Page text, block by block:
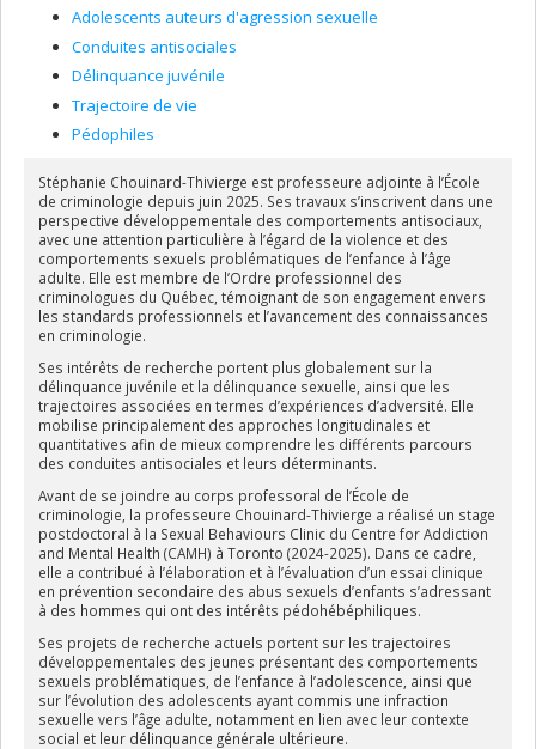
Adolescents auteurs d'agression sexuelle
Conduites antisociales
Délinquance juvénile
Trajectoire de vie
Pédophiles
Stéphanie Chouinard-Thivierge est professeure adjointe à l’École
de criminologie depuis juin 2025. Ses travaux s’inscrivent dans une
perspective développementale des comportements antisociaux,
avec une attention particulière à l’égard de la violence et des
comportements sexuels problématiques de l’enfance à l’âge
adulte. Elle est membre de l’Ordre professionnel des
criminologues du Québec, témoignant de son engagement envers
les standards professionnels et l’avancement des connaissances
en criminologie.
Ses intérêts de recherche portent plus globalement sur la
délinquance juvénile et la délinquance sexuelle, ainsi que les
trajectoires associées en termes d’expériences d’adversité. Elle
mobilise principalement des approches longitudinales et
quantitatives afin de mieux comprendre les différents parcours
des conduites antisociales et leurs déterminants.
Avant de se joindre au corps professoral de l’École de
criminologie, la professeure Chouinard-Thivierge a réalisé un stage
postdoctoral à la Sexual Behaviours Clinic du Centre for Addiction
and Mental Health (CAMH) à Toronto (2024-2025). Dans ce cadre,
elle a contribué à l’élaboration et à l’évaluation d’un essai clinique
en prévention secondaire des abus sexuels d’enfants s’adressant
à des hommes qui ont des intérêts pédohébéphiliques.
Ses projets de recherche actuels portent sur les trajectoires
développementales des jeunes présentant des comportements
sexuels problématiques, de l’enfance à l’adolescence, ainsi que
sur l’évolution des adolescents ayant commis une infraction
sexuelle vers l’âge adulte, notamment en lien avec leur contexte
social et leur délinquance générale ultérieure.